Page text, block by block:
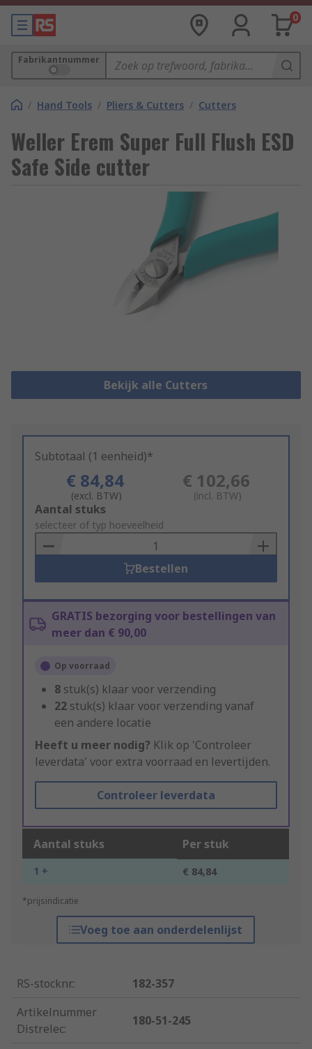
0
Fabrikantnummer
/ Hand Tools / Pliers & Cutters / Cutters
Weller Erem Super Full Flush ESD
Safe Side cutter
Bekijk alle Cutters
Subtotaal (1 eenheid)*
€ 84,84
(excl. BTW)
€ 102,66
(incl. BTW)
Add
to
Basket
Aantal stuks
selecteer of typ hoeveelheid
Bestellen
GRATIS bezorging voor bestellingen van
meer dan € 90,00
Op voorraad
8 stuk(s) klaar voor verzending
22 stuk(s) klaar voor verzending vanaf
een andere locatie
Heeft u meer nodig? Klik op 'Controleer
leverdata' voor extra voorraad en levertijden.
Controleer leverdata
Aantal stuks Per stuk
1 + € 84,84
*prijsindicatie
Voeg toe aan onderdelenlijst
RS-stocknr.:
182-357
Artikelnummer
Distrelec:
180-51-245